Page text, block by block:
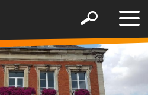
le
Afficher
formulaire
de
recherche